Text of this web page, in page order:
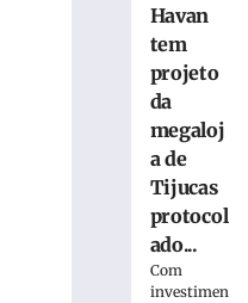
Caminhada
Havan
tem
projeto
da
megaloj
a de
Tijucas
protocol
ado...
Com
investimen